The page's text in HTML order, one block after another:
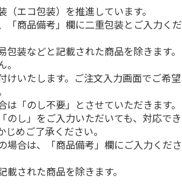
エコ包装）を推進しています。
商品備考」欄に二重包装とご入力くだ
装などと記載された商品を除きます。
いたします。ご注文入力画面でご希望
「のし不要」とさせていただきます。
し」をご入力いただいても、対応でき
めご了承ください。
合は、「商品備考」欄にご入力くださ
された商品を除きます。